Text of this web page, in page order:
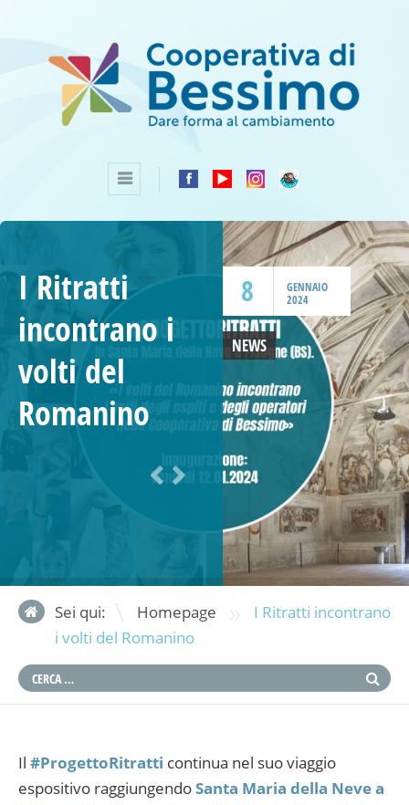
8
GENNAIO
2024
I Ritratti
incontrano i
volti del
Romanino
NEWS
Sei qui: Homepage »
I Ritratti incontrano
i volti del Romanino
Il #ProgettoRitratti continua nel suo viaggio
espositivo raggiungendoSanta Maria della Neve a